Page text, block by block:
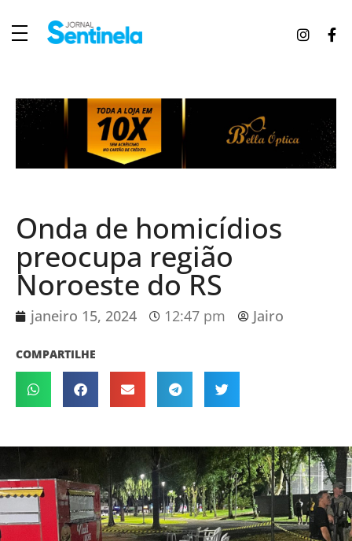
Onda de homicídios
preocupa região
Noroeste do RS
janeiro 15, 2024 12:47 pm Jairo
COMPARTILHE